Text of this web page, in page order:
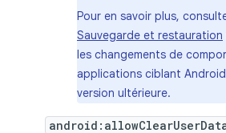
Pour en savoir plus,
Sauvegarde et restauration
les changements de
applications ciblant Android
version ultérieure.